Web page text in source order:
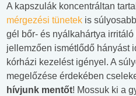
A kapszulák koncentráltan
mérgezési tünetek is
gél bőr- és nyálkahártya
jellemzően ismétlődő hányást
kórházi kezelést igényel. A
megelőzése érdekében
hívjunk mentőt! Mossuk ki a